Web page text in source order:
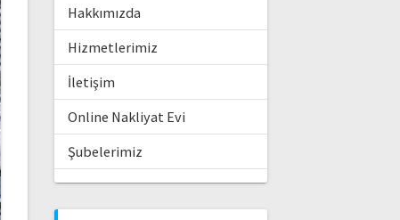
Hakkımızda
Hizmetlerimiz
İletişim
Online Nakliyat Evi
Şubelerimiz